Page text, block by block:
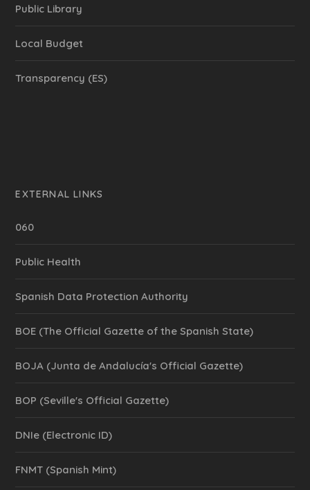
Public Library
Local Budget
Transparency (ES)
EXTERNAL LINKS
060
Public Health
Spanish Data Protection Authority
BOE (The Official Gazette of the Spanish State)
BOJA (Junta de Andalucía's Official Gazette)
BOP (Seville's Official Gazette)
DNIe (Electronic ID)
FNMT (Spanish Mint)